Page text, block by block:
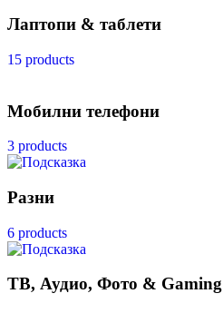
Лаптопи & таблети
15 products
Мобилни телефони
3 products
Разни
6 products
ТВ, Аудио, Фото & Gaming